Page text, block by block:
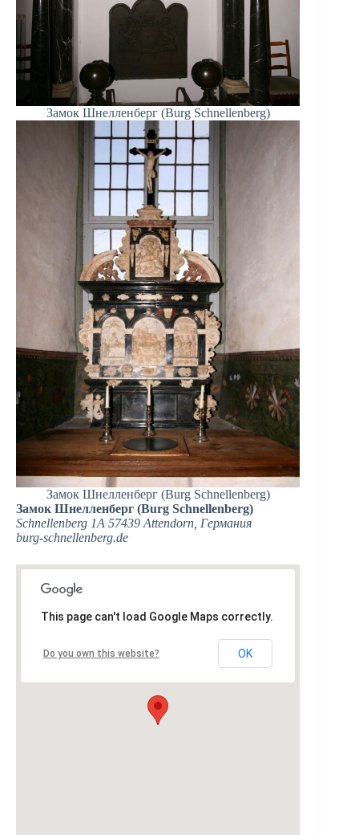
Замок Шнелленберг (Burg Schnellenberg)
Замок Шнелленберг (Burg Schnellenberg)
Замок Шнелленберг (Burg Schnellenberg)
Schnellenberg 1A 57439 Attendorn, Германия
burg-schnellenberg.de‎